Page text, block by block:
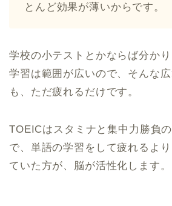
とんど効果が薄いからです。
学校の小テストとかならば分か
学習は範囲が広いので、そんな
も、ただ疲れるだけです。
TOEICはスタミナと集中力勝負
で、単語の学習をして疲れるよ
ていた方が、脳が活性化します。